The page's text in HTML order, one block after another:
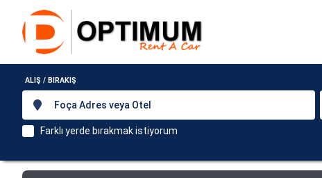
ALIŞ / BIRAKIŞ
Foça Adres veya Otel
Farklı yerde bırakmak istiyorum